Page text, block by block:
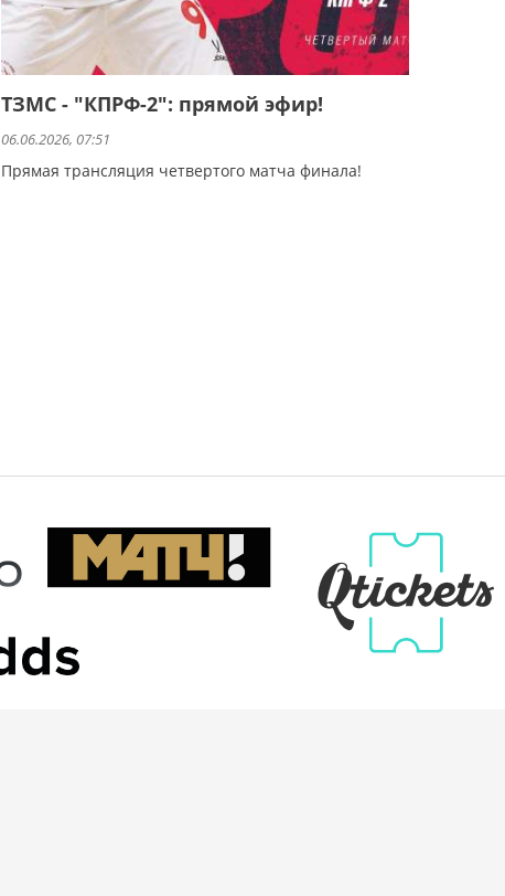
ТЗМС - "КПРФ-2": прямой эфир!
06.06.2026, 07:51
Прямая трансляция четвертого матча финала!